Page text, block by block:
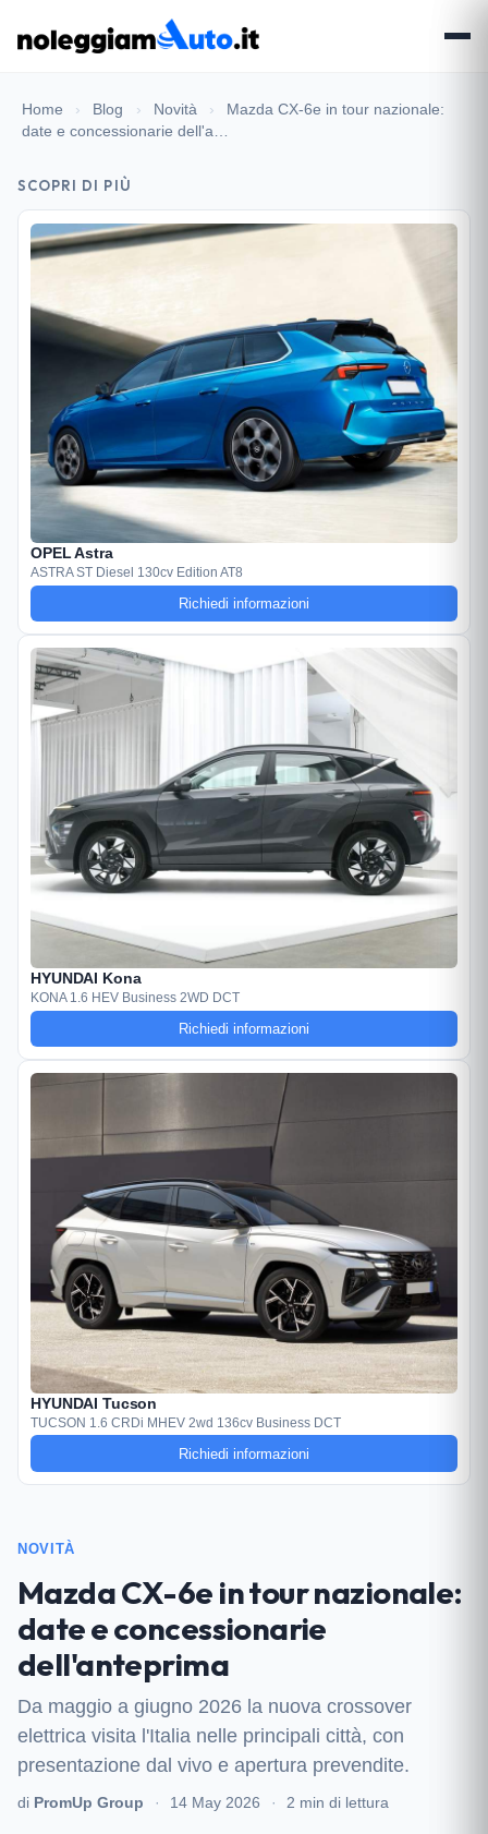
Home › Blog › Novità ›
Mazda CX-6e in tour nazionale:
date e concessionarie dell'a…
SCOPRI DI PIÙ
OPEL Astra
ASTRA ST Diesel 130cv Edition AT8
Richiedi informazioni
HYUNDAI Kona
KONA 1.6 HEV Business 2WD DCT
Richiedi informazioni
HYUNDAI Tucson
TUCSON 1.6 CRDi MHEV 2wd 136cv Business DCT
Richiedi informazioni
NOVITÀ
Mazda CX-6e in tour nazionale:
date e concessionarie
dell'anteprima
Da maggio a giugno 2026 la nuova crossover
elettrica visita l'Italia nelle principali città, con
presentazione dal vivo e apertura prevendite.
di PromUp Group · 14 May 2026 · 2 min di lettura